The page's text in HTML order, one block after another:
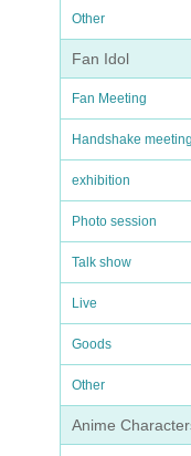
Other
Fan Idol
Fan Meeting
Handshake meeting
exhibition
Photo session
Talk show
Live
Goods
Other
Anime